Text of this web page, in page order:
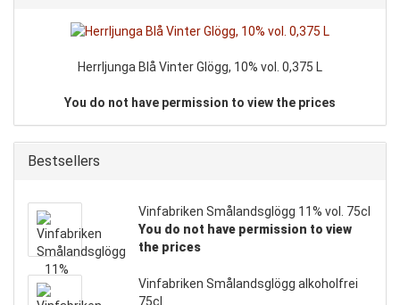
Herrljunga Blå Vinter Glögg, 10% vol. 0,375 L
You do not have permission to view the prices
Bestsellers
Vinfabriken Smålandsglögg 11% vol. 75cl
You do not have permission to view
the prices
Vinfabriken Smålandsglögg alkoholfrei
75cl